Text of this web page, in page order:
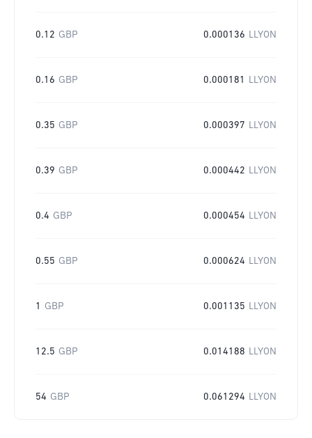
0.12 GBP 0.000136 LLYON
0.16 GBP 0.000181 LLYON
0.35 GBP 0.000397 LLYON
0.39 GBP 0.000442 LLYON
0.4 GBP 0.000454 LLYON
0.55 GBP 0.000624 LLYON
1 GBP 0.001135 LLYON
12.5 GBP 0.014188 LLYON
54 GBP 0.061294 LLYON